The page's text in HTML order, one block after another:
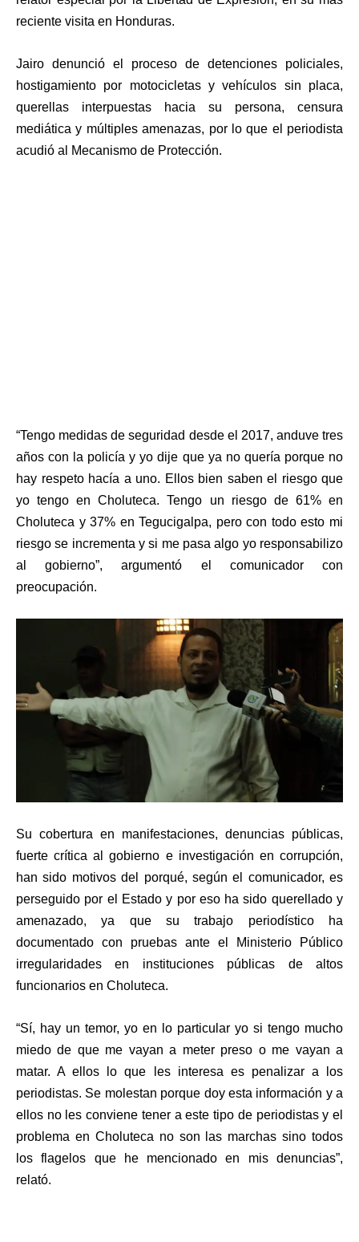
reciente visita en Honduras.
Jairo denunció el proceso de detenciones policiales,
hostigamiento por motocicletas y vehículos sin placa,
querellas interpuestas hacia su persona, censura
mediática y múltiples amenazas, por lo que el periodista
acudió al Mecanismo de Protección.
“Tengo medidas de seguridad desde el 2017, anduve tres
años con la policía y yo dije que ya no quería porque no
hay respeto hacía a uno. Ellos bien saben el riesgo que
yo tengo en Choluteca. Tengo un riesgo de 61% en
Choluteca y 37% en Tegucigalpa, pero con todo esto mi
riesgo se incrementa y si me pasa algo yo responsabilizo
al gobierno”, argumentó el comunicador con
preocupación.
Su cobertura en manifestaciones, denuncias públicas,
fuerte crítica al gobierno e investigación en corrupción,
han sido motivos del porqué, según el comunicador, es
perseguido por el Estado y por eso ha sido querellado y
amenazado, ya que su trabajo periodístico ha
documentado con pruebas ante el Ministerio Público
irregularidades en instituciones públicas de altos
funcionarios en Choluteca.
“Sí, hay un temor, yo en lo particular yo si tengo mucho
miedo de que me vayan a meter preso o me vayan a
matar. A ellos lo que les interesa es penalizar a los
periodistas. Se molestan porque doy esta información y a
ellos no les conviene tener a este tipo de periodistas y el
problema en Choluteca no son las marchas sino todos
los flagelos que he mencionado en mis denuncias”,
relató.